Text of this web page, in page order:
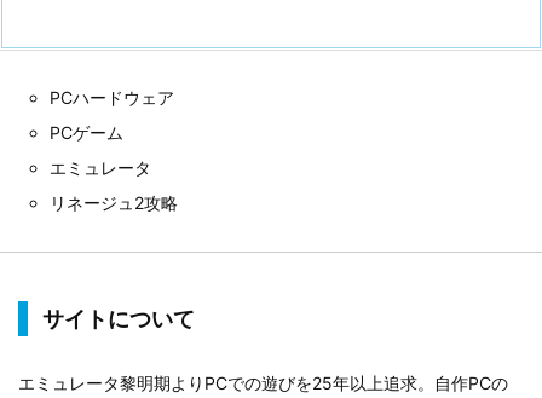
PCハードウェア
PCゲーム
エミュレータ
リネージュ2攻略
サイトについて
エミュレータ黎明期よりPCでの遊びを25年以上追求。自作PCの